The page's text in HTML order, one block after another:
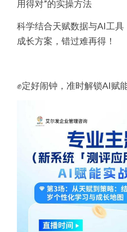
用得对”的实操方法
科学结合天赋数据与AI工
成长方案，错过难再得！
✊定好闹钟，准时解锁AI赋